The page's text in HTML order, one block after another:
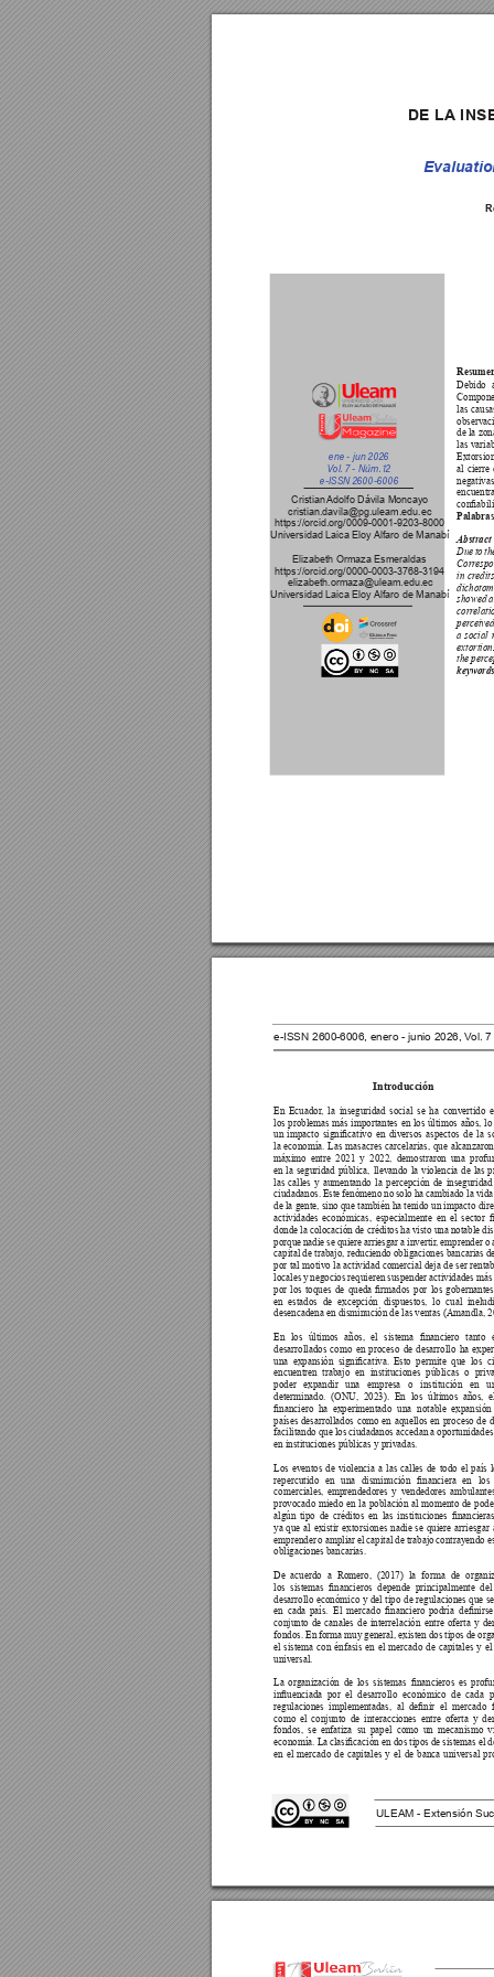
ene - jun 2026
Vol. 7 - Núm. 12
e-ISSN 2600-6006
DE LA
Debido
las
de la
las
al cierre
Abstract
Due to
Corr
in cr
showed
corr
per
a social
the per
Cristian Adolfo Dávila Moncayo
cristian.davila@pg.uleam.edu.ec
https://orcid.org/0009-0001-9203-8000
Universidad Laica Eloy Alfaro de Manabí
Elizabeth Ormaza Esmeraldas
https://orcid.org/0000-0003-3768-3194
elizabeth.ormaza@uleam.edu.ec
Universidad Laica Eloy Alfaro de Manabí
e-ISSN 2600-6006, enero - junio 2026, Vol. 7
ULEAM - Extensión
Introducción
En Ecuador, la inseguridad social se ha convertido
los problemas más importantes en los últimos años,
un impacto signicativo en diversos aspectos de la
la economía. Las masacres carcelarias, que
máximo entre 2021 y 2022, demostraron una
en la seguridad pública, llevando la violencia de las
las calles y aumentando la percepción de
ciudadanos. Este fenómeno no solo ha cambiado la
de la gente, sino que también ha tenido un impacto
actividades económicas, especialmente en el sector
donde la colocación de créditos ha visto una notable
porque nadie se quiere arriesgar a invertir, emprender
capital de trabajo, reduciendo obligaciones bancarias
por tal motivo la actividad comercial deja de ser
locales y negocios requieren suspender actividades
por
los toques de queda rmados por los
en estados de excepción dispuestos, lo cual
desencadena en disminución de las ventas (Amandla,
En los últimos años, el sistema nanciero tanto
desarrollados como en proceso de desarrollo ha
una expansión signicativa. Esto permite que los
encuentren trabajo en instituciones públicas o
poder expandir una empresa o institución en
determinado.
(ONU, 2023). En los últimos años,
nanciero ha experimentado una notable expansión
países desarrollados como en aquellos en proceso de
facilitando que los ciudadanos accedan a
en instituciones públicas y privadas.
Los eventos de violencia a las calles de todo el país
repercutido en una disminución nanciera en
los
comerciales, emprendedores y vendedores
provocado miedo en la población al momento de
algún tipo de créditos en las instituciones
ya que al existir extorsiones nadie se quiere arriesgar
emprender o ampliar el capital de trabajo contrayendo
obligaciones bancarias.
De acuerdo a Romero, (2017) la forma de
los sistemas nancieros depende principalmente del
desarrollo económico y del tipo de regulaciones que
en cada país. El mercado nanciero podría
conjunto de canales de interrelación entre oferta y
fondos. En forma muy general, existen dos tipos de or
el sistema con énfasis en el mercado de capitales y
universal.
La organización de los sistemas nancieros es
inuenciada por el desarrollo económico de cada
regulaciones implementadas, al denir el mercado
como el conjunto de interacciones entre oferta y
fondos, se enfatiza su papel como un mecanismo
economía. La clasicación en dos tipos de sistemas el
en el mercado de capitales y el de banca universal